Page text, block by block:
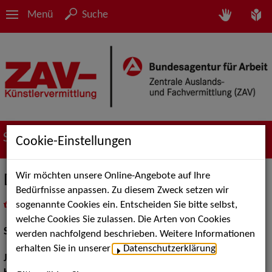
Menü Suche
Suche nach Künstler*innen
David Meyer
als PDF speichern
inMeine Merklistelegen
Schauspiel:Bühne
Jahrgang:
Cookie-Einstellungen
Wir möchten unsere Online-Angebote auf Ihre
Bedürfnisse anpassen. Zu diesem Zweck setzen wir
sogenannte Cookies ein. Entscheiden Sie bitte selbst,
welche Cookies Sie zulassen. Die Arten von Cookies
werden nachfolgend beschrieben. Weitere Informationen
erhalten Sie in unserer
Datenschutzerklärung